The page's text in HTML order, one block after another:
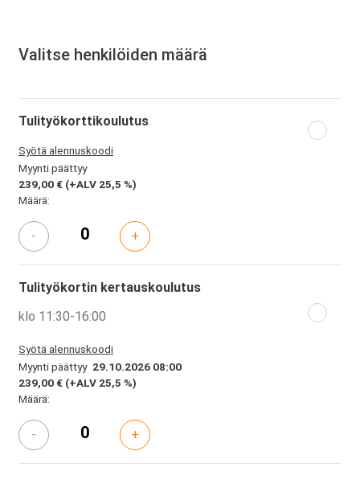
Valitse henkilöiden määrä
Tulityökorttikoulutus
Syötä alennuskoodi
Myynti päättyy
239,00 € (+ALV 25,5 %)
Määrä:
- +
Tulityökortin kertauskoulutus
klo 11:30-16:00
Syötä alennuskoodi
Myynti päättyy 29.10.2026 08:00
239,00 € (+ALV 25,5 %)
Määrä:
- +